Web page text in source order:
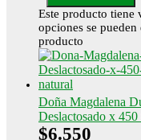
Este producto tiene
opciones se
producto
Doña Magdalena
Deslactosado x 450
$6.550